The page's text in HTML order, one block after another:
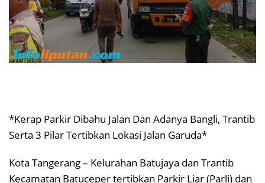
*Kerap Parkir Dibahu Jalan Dan Adanya Bangli, Trantib
Serta 3 Pilar Tertibkan Lokasi Jalan Garuda*
Kota Tangerang – Kelurahan Batujaya dan Trantib
Kecamatan Batuceper tertibkan Parkir Liar (Parli) dan